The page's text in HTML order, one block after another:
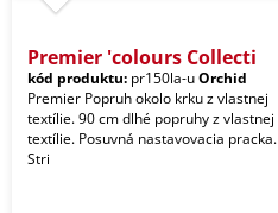
Premier 'colours Collecti
kód produktu: pr150la-uOrchid
Premier Popruh okolo krku z vlastnej
textílie. 90 cm dlhé popruhy z vlastnej
textílie. Posuvná nastavovacia pracka.
Stri